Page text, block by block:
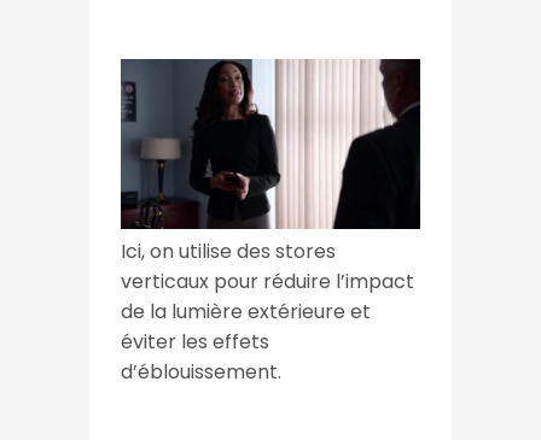
Ici, on utilise des stores
verticaux pour réduire l’impact
de la lumière extérieure et
éviter les effets
d’éblouissement.